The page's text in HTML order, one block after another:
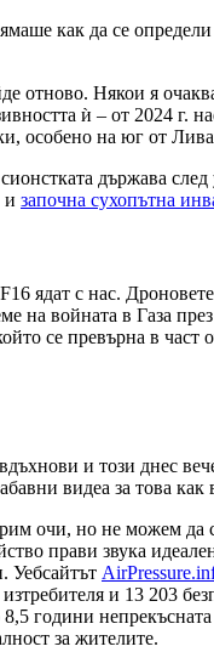
как да се
отново. Някои я
ѝ – от 2024 г.
особено на юг от
държава
и започна сухопътна
ядат с нас.
на войната в Газа
се превърна в част
и този днес
видеа за това
очи, но не можем да
прави звука
Уебсайтът
и 13 203
години
за жителите.